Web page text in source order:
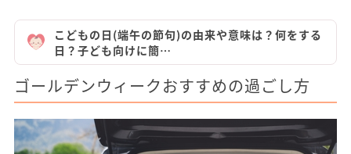
こどもの日(端午の節句)の由来や意味は？何をする
日？子ども向けに簡…
ゴールデンウィークおすすめの過ごし方